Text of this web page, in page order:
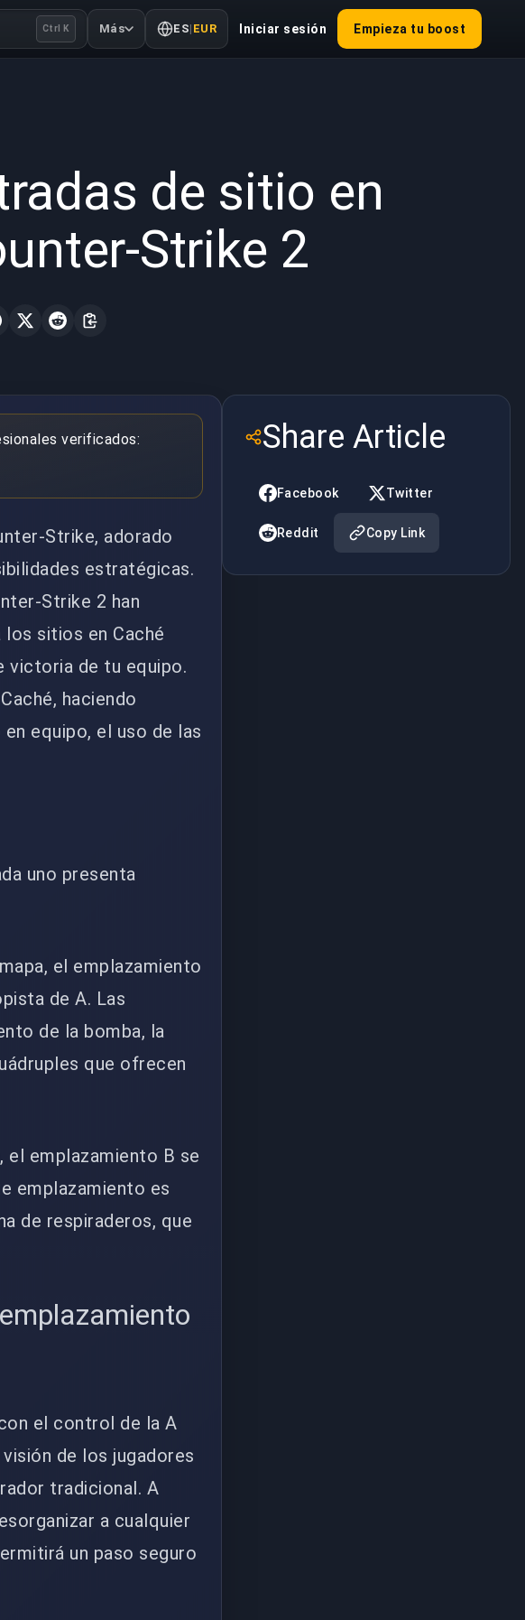
Ctrl K Más ES| EUR Iniciar sesión Empieza tu boost
de sitio en
Strike 2
verificados:
Strike, adorado
estratégicas.
Strike 2 han
los sitios en Caché
victoria de tu equipo.
haciendo
equipo, el uso de las
uno presenta
el emplazamiento
de A. Las
de la bomba, la
que ofrecen
el emplazamiento B se
emplazamiento es
de respiraderos, que
el control de la A
de los jugadores
tradicional. A
a cualquier
un paso seguro
Share Article
Facebook Twitter
Reddit Copy Link